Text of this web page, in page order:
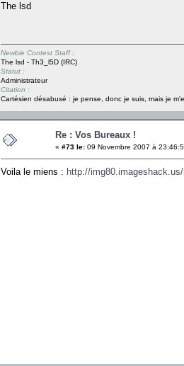
The lsd
Newbie Contest Staff :
The lsd - Th3_l5D (IRC)
Statut :
Administrateur
Citation :
Cartésien désabusé : je pense, donc je suis, mais je
Re : Vos Bureaux !
« #73 le: 09 Novembre 2007 à
Voila le miens : http://